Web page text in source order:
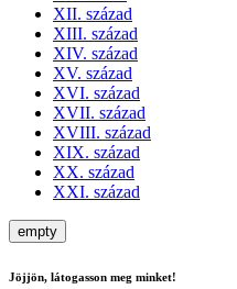
XII. század
XIII. század
XIV. század
XV. század
XVI. század
XVII. század
XVIII. század
XIX. század
XX. század
XXI. század
empty
Jöjjön, látogasson meg minket!